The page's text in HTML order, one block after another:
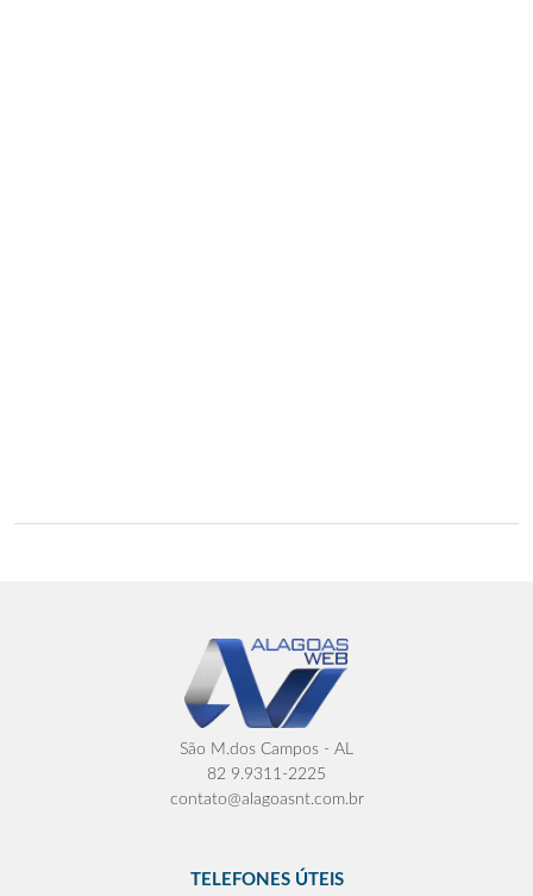
São M.dos Campos - AL
82 9.9311-2225
contato@alagoasnt.com.br
TELEFONES ÚTEIS